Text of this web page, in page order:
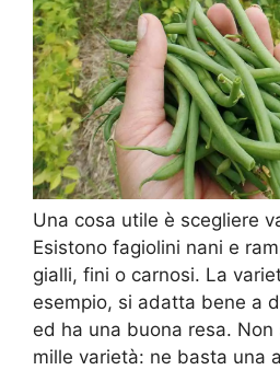
Una cosa utile è scegliere
Esistono fagiolini nani e
gialli, fini o carnosi. La
esempio, si adatta bene a
ed ha una buona resa.
mille varietà: ne basta una